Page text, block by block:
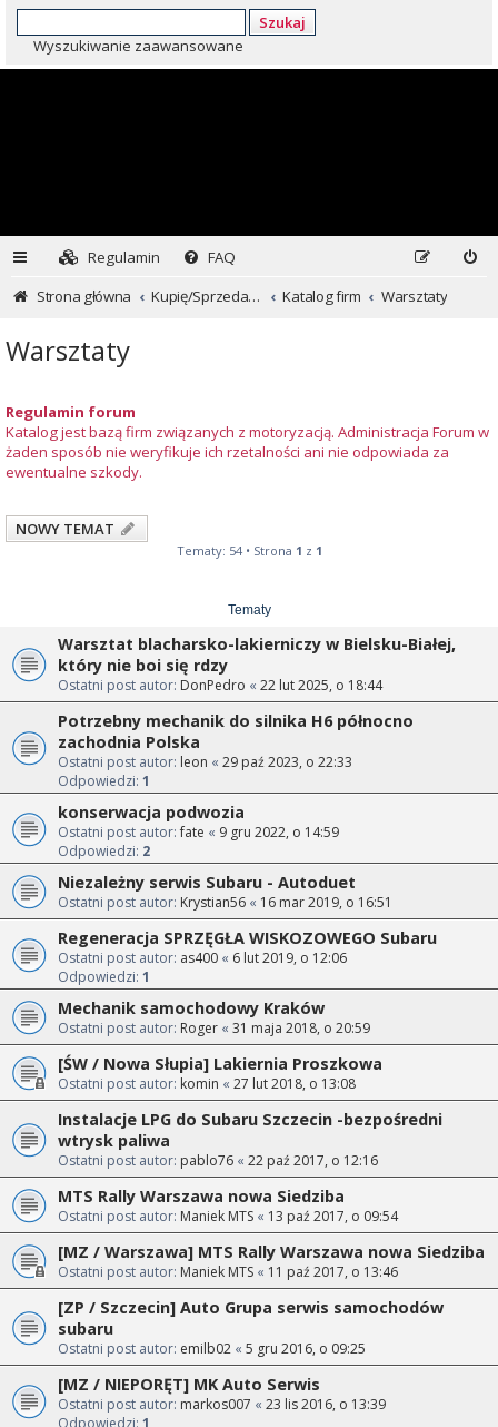
Szukaj
Wyszukiwanie zaawansowane
Regulamin
FAQ
Strona główna
Kupię/Sprzedam Subaru i nie tylko... Katalog firm Warsztaty
Warsztaty
Regulamin forum
Katalog jest bazą firm związanych z motoryzacją. Administracja Forum w
żaden sposób nie weryfikuje ich rzetalności ani nie odpowiada za
ewentualne szkody.
NOWY TEMAT
Tematy: 54 • Strona 1 z 1
Tematy
Warsztat blacharsko-lakierniczy w Bielsku-Białej,
który nie boi się rdzy
Ostatni post autor: DonPedro « 22 lut 2025, o 18:44
Potrzebny mechanik do silnika H6 północno
zachodnia Polska
Ostatni post autor: leon « 29 paź 2023, o 22:33
Odpowiedzi: 1
konserwacja podwozia
Ostatni post autor:fate « 9 gru 2022, o 14:59
Odpowiedzi: 2
Niezależny serwis Subaru - Autoduet
Ostatni post autor: Krystian56 « 16 mar 2019, o 16:51
Regeneracja SPRZĘGŁA WISKOZOWEGO Subaru
Ostatni post autor: as400 « 6 lut 2019, o 12:06
Odpowiedzi: 1
Mechanik samochodowy Kraków
Ostatni post autor: Roger « 31 maja 2018, o 20:59
[ŚW / Nowa Słupia] Lakiernia Proszkowa
Ostatni post autor: komin « 27 lut 2018, o 13:08
Instalacje LPG do Subaru Szczecin -bezpośredni
wtrysk paliwa
Ostatni post autor: pablo76 « 22 paź 2017, o 12:16
MTS Rally Warszawa nowa Siedziba
Ostatni post autor: Maniek MTS « 13 paź 2017, o 09:54
[MZ / Warszawa] MTS Rally Warszawa nowa Siedziba
Ostatni post autor: Maniek MTS « 11 paź 2017, o 13:46
[ZP / Szczecin] Auto Grupa serwis samochodów
subaru
Ostatni post autor: emilb02 « 5 gru 2016, o 09:25
[MZ / NIEPORĘT] MK Auto Serwis
Ostatni post autor: markos007 « 23 lis 2016, o 13:39
Odpowiedzi: 1